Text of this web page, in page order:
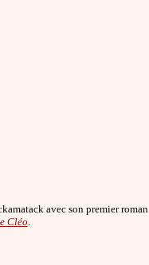
avec son premier roman
Cléo.